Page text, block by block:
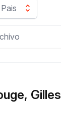
Pais
Gilles